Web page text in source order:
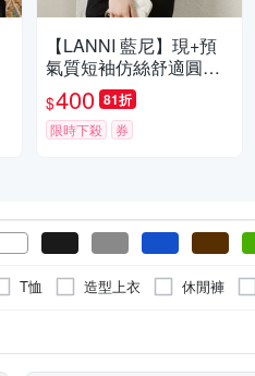
【LANNI 藍尼】現+預
氣質短袖仿絲舒適圓領
襯衫(素色/T恤/OL/休閒)
$400 81折
限時下殺 券
T恤 造型上衣 休閒褲
內搭褲
褲套裝 細肩帶